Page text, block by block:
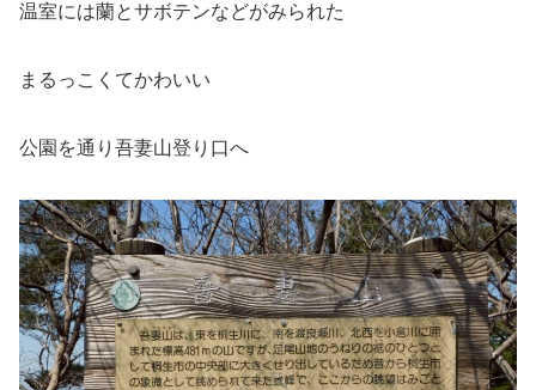
温室には蘭とサボテンなどがみられた
まるっこくてかわいい
公園を通り吾妻山登り口へ